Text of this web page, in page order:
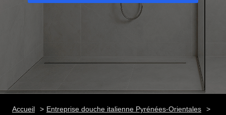
Accueil
Entreprise douche italienne Pyrénées-Orientales